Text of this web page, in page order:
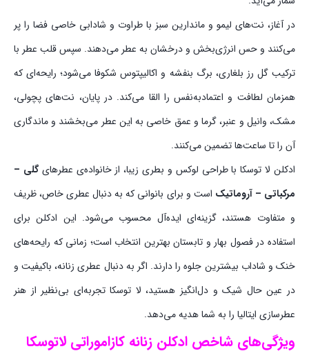
در آغاز، نت‌های لیمو و ماندارین سبز با طراوت و شادابی خاصی فضا را پر
می‌کنند و حس انرژی‌بخش و درخشان به عطر می‌دهند. سپس قلب عطر با
ترکیب گل رز بلغاری، برگ بنفشه و اکالیپتوس شکوفا می‌شود؛ رایحه‌ای که
همزمان لطافت و اعتمادبه‌نفس را القا می‌کند. در پایان، نت‌های پچولی،
مشک، وانیل و عنبر، گرما و عمق خاصی به این عطر می‌بخشند و ماندگاری
آن را تا ساعت‌ها تضمین می‌کنند.
ادکلن لا توسکا با طراحی لوکس و بطری زیبا، از خانواده‌ی عطرهایگلی –
مرکباتی – آروماتیک است و برای بانوانی که به دنبال عطری خاص، ظریف
و متفاوت هستند، گزینه‌ای ایده‌آل محسوب می‌شود. این ادکلن برای
استفاده در فصول بهار و تابستان بهترین انتخاب است؛ زمانی که رایحه‌های
خنک و شاداب بیشترین جلوه را دارند. اگر به دنبال عطری زنانه، باکیفیت و
در عین حال شیک و دل‌انگیز هستید، لا توسکا تجربه‌ای بی‌نظیر از هنر
عطرسازی ایتالیا را به شما هدیه می‌دهد.
ویژگی‌های شاخص ادکلن زنانه کازاموراتی لاتوسکا